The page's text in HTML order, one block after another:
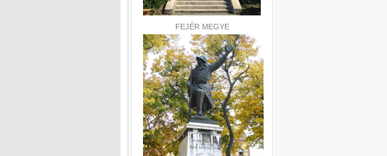
FEJÉR MEGYE